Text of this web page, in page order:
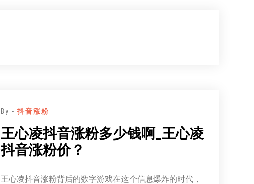
By - 抖音涨粉
王心凌抖音涨粉多少钱啊_王心凌
抖音涨粉价？
王心凌抖音涨粉背后的数字游戏在这个信息爆炸的时代，